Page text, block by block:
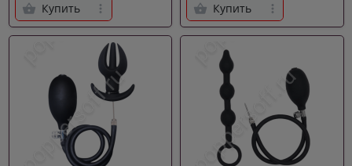
Купить Купить